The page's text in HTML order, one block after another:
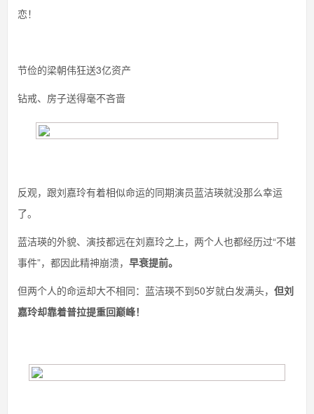
恋！
节俭的梁朝伟狂送3亿资产
钻戒、房子送得毫不吝啬
反观，跟刘嘉玲有着相似命运的同期演员蓝洁瑛就没那么幸运
了。
蓝洁瑛的外貌、演技都远在刘嘉玲之上，两个人也都经历过“不堪
事件”，都因此精神崩溃， 早衰提前。
但两个人的命运却大不相同：蓝洁瑛不到50岁就白发满头， 但刘
嘉玲却靠着普拉提重回巅峰！